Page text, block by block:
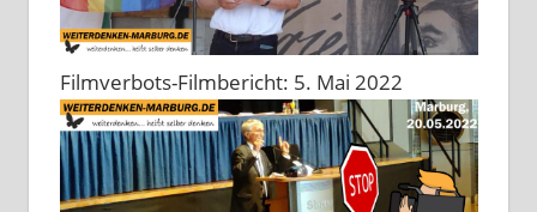
Filmverbots-Filmbericht: 5. Mai 2022